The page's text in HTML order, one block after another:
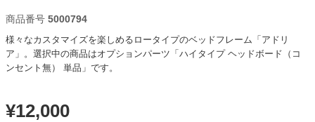
食器棚・キッチン収納
商品番号 5000794
様々なカスタマイズを楽しめるロータイプのベッドフレーム「アドリ
ア」。選択中の商品はオプションパーツ「ハイタイプ ヘッドボード（コ
ンセント無） 単品」です。
¥12,000